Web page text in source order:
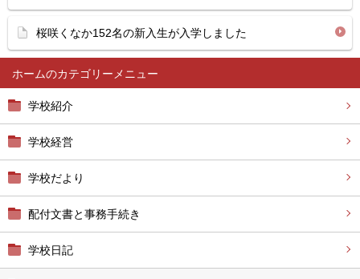
ホーム
学校紹介
学校経営
学校だより
配付文書と事務手続き
学校日記
桜咲くなか152名の新入生が入学しました